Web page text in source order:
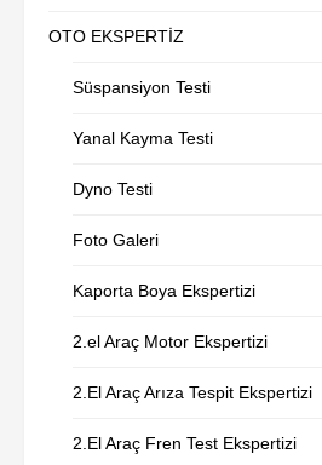
OTO EKSPERTİZ
Süspansiyon Testi
Yanal Kayma Testi
Dyno Testi
Foto Galeri
Kaporta Boya Ekspertizi
2.el Araç Motor Ekspertizi
2.El Araç Arıza Tespit Ekspertizi
2.El Araç Fren Test Ekspertizi